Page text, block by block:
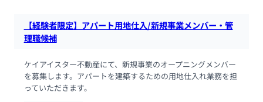
【経験者限定】アパート用地仕入/新規事業メンバー・管
理職候補
ケイアイスター不動産にて、新規事業のオープニングメンバー
を募集します。アパートを建築するための用地仕入れ業務を担
っていただきます。